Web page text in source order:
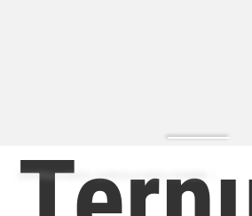
ZAPATILLA MODA | ZAPATILLA MODA HOMBRE